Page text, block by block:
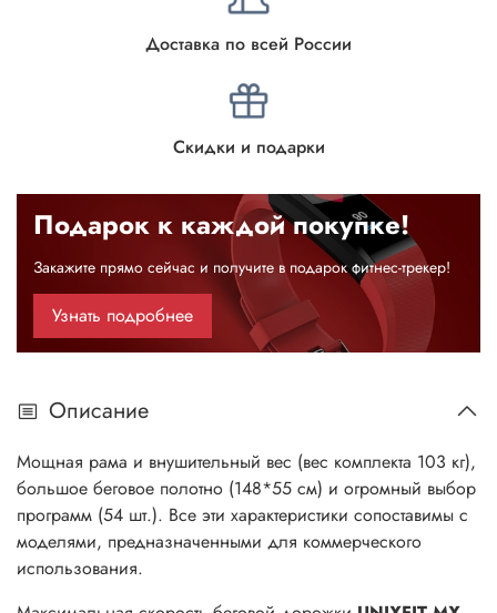
Доставка по всей России
Скидки и подарки
Подарок к каждой покупке!
Закажите прямо сейчас и получите в подарок фитнес-трекер!
Узнать подробнее
Описание
Мощная рама и внушительный вес (вес комплекта 103 кг),
большое беговое полотно (148*55 см) и огромный выбор
программ (54 шт.). Все эти характеристики сопоставимы с
моделями, предназначенными для коммерческого
использования.